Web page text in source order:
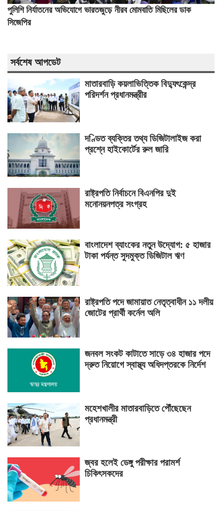
পুলিশি নির্যাতনের অভিযোগে ভারতজুড়ে নীরব মোমবাতি মিছিলের ডাক
সিজেপির
সর্বশেষ আপডেট
মাতারবাড়ি কয়লাভিত্তিক বিদ্যুৎকেন্দ্র
পরিদর্শন প্রধানমন্ত্রীর
দণ্ডিত ব্যক্তির তথ্য ডিজিটালাইজ করা
প্রশ্নে হাইকোর্টের রুল জারি
রাষ্ট্রপতি নির্বাচনে বিএনপির দুই
মনোনয়নপত্র সংগ্রহ
বাংলাদেশ ব্যাংকের নতুন উদ্যোগ: ৫ হাজার
টাকা পর্যন্ত সুদমুক্ত ডিজিটাল ঋণ
রাষ্ট্রপতি পদে জামায়াত নেতৃত্বাধীন ১১ দলীয়
জোটের প্রার্থী কর্নেল অলি
জনবল সংকট কাটাতে সাড়ে ৩৪ হাজার পদে
দ্রুত নিয়োগে স্বাস্থ্য অধিদপ্তরকে নির্দেশ
মহেশখালীর মাতারবাড়িতে পৌঁছেছেন
প্রধানমন্ত্রী
জ্বর হলেই ডেঙ্গু পরীক্ষার পরামর্শ
চিকিৎসকদের